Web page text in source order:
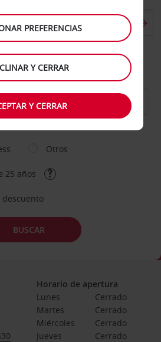
devolución
HASTA
Otros
25 años
descuento
BUSCAR
Horario de apertura
Lunes
Cerrado
Martes
Cerrado
Miércoles
Cerrado
Jueves
Cerrado
PREFERENCIAS
Y CERRAR
Y CERRAR